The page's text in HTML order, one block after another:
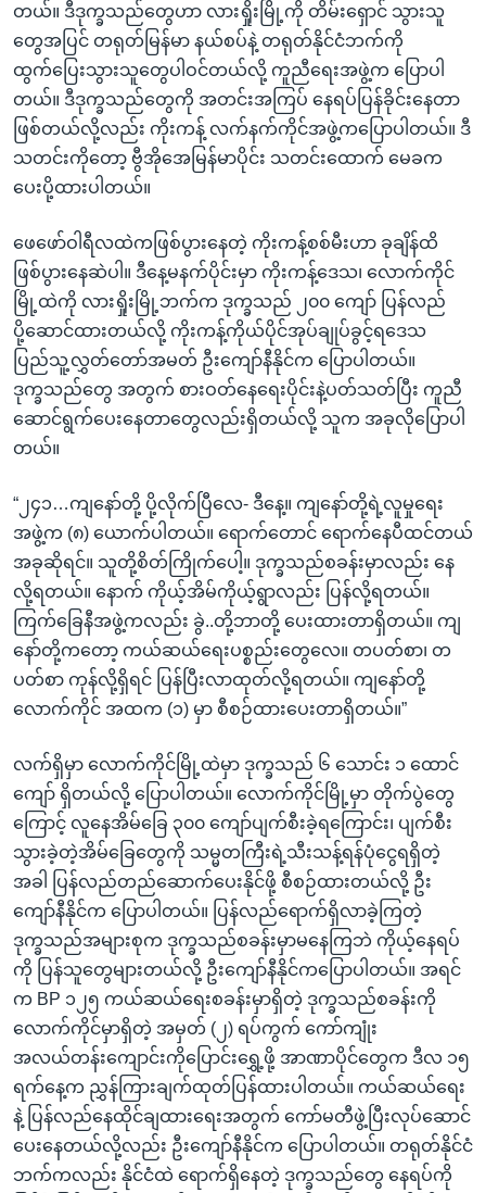
ရန်တယ်။ ဒီဒုက္ခသည်တွေဟာ လားရှိုးမြို့ကို တိမ်းရှောင် သွားသူ
တွေအပြင် တရုတ်မြန်မာ နယ်စပ်နဲ့ တရုတ်နိုင်ငံဘက်ကို
ထွက်ပြေးသွားသူတွေပါဝင်တယ်လို့ ကူညီရေးအဖွဲ့က ပြောပါ
တယ်။ ဒီဒုက္ခသည်တွေကို အတင်းအကြပ် နေရပ်ပြန်ခိုင်းနေတာ
ဖြစ်တယ်လို့လည်း ကိုးကန့် လက်နက်ကိုင်အဖွဲ့ကပြောပါတယ်။ ဒီ
သတင်းကိုတော့ ဗွီအိုအေမြန်မာပိုင်း သတင်းထောက် မေခက
ပေးပို့ထားပါတယ်။
ဖေဖော်ဝါရီလထဲကဖြစ်ပွားနေတဲ့ ကိုးကန့်စစ်မီးဟာ ခုချိန်ထိ
ဖြစ်ပွားနေဆဲပါ။ ဒီနေ့မနက်ပိုင်းမှာ ကိုးကန့်ဒေသ၊ လောက်ကိုင်
မြို့ထဲကို လားရှိုးမြို့ဘက်က ဒုက္ခသည် ၂၀၀ ကျော် ပြန်လည်
ပို့ဆောင်ထားတယ်လို့ ကိုးကန့်ကိုယ်ပိုင်အုပ်ချုပ်ခွင့်ရဒေသ
ပြည်သူ့လွှတ်တော်အမတ် ဦးကျော်နီနိုင်က ပြောပါတယ်။
ဒုက္ခသည်တွေ အတွက် စားဝတ်နေရေးပိုင်းနဲ့ပတ်သတ်ပြီး ကူညီ
ဆောင်ရွက်ပေးနေတာတွေလည်းရှိတယ်လို့ သူက အခုလိုပြောပါ
တယ်။
“၂၄၁…ကျနော်တို့ ပို့လိုက်ပြီလေ- ဒီနေ့။ ကျနော်တို့ရဲ့လူမှုရေး
အဖွဲ့က (၈) ယောက်ပါတယ်။ ရောက်တောင် ရောက်နေပီထင်တယ်
အခုဆိုရင်။ သူတို့စိတ်ကြိုက်ပေါ့။ ဒုက္ခသည်စခန်းမှာလည်း နေ
လို့ရတယ်။ နောက် ကိုယ့်အိမ်ကိုယ့်ရွာလည်း ပြန်လို့ရတယ်။
ကြက်ခြေနီအဖွဲ့ကလည်း ခွဲ..တို့ဘာတို့ ပေးထားတာရှိတယ်။ ကျ
နော်တို့ကတော့ ကယ်ဆယ်ရေးပစ္စည်းတွေလေ။ တပတ်စာ၊ တ
ပတ်စာ ကုန်လို့ရှိရင် ပြန်ပြီးလာထုတ်လို့ရတယ်။ ကျနော်တို့
လောက်ကိုင် အထက (၁) မှာ စီစဉ်ထားပေးတာရှိတယ်။”
လက်ရှိမှာ လောက်ကိုင်မြို့ထဲမှာ ဒုက္ခသည် ၆ သောင်း ၁ ထောင်
ကျော် ရှိတယ်လို့ ပြောပါတယ်။ လောက်ကိုင်မြို့မှာ တိုက်ပွဲတွေ
ကြောင့် လူနေအိမ်ခြေ ၃၀၀ ကျော်ပျက်စီးခဲ့ရကြောင်း၊ ပျက်စီး
သွားခဲ့တဲ့အိမ်ခြေတွေကို သမ္မတကြီးရဲ့သီးသန့်ရန်ပုံငွေရရှိတဲ့
အခါ ပြန်လည်တည်ဆောက်ပေးနိုင်ဖို့ စီစဉ်ထားတယ်လို့ ဦး
ကျော်နီနိုင်က ပြောပါတယ်။ ပြန်လည်ရောက်ရှိလာခဲ့ကြတဲ့
ဒုက္ခသည်အများစုက ဒုက္ခသည်စခန်းမှာမနေကြဘဲ ကိုယ့်နေရပ်
ကို ပြန်သူတွေများတယ်လို့ ဦးကျော်နီနိုင်ကပြောပါတယ်။ အရင်
က BP ၁၂၅ ကယ်ဆယ်ရေးစခန်းမှာရှိတဲ့ ဒုက္ခသည်စခန်းကို
လောက်ကိုင်မှာရှိတဲ့ အမှတ် (၂) ရပ်ကွက် ကော်ကျုံး
အလယ်တန်းကျောင်းကိုပြောင်းရွှေ့ဖို့ အာဏာပိုင်တွေက ဒီလ ၁၅
ရက်နေ့က ညွှန်ကြားချက်ထုတ်ပြန်ထားပါတယ်။ ကယ်ဆယ်ရေး
နဲ့ ပြန်လည်နေထိုင်ချထားရေးအတွက် ကော်မတီဖွဲ့ပြီးလုပ်ဆောင်
ပေးနေတယ်လို့လည်း ဦးကျော်နီနိုင်က ပြောပါတယ်။ တရုတ်နိုင်ငံ
ဘက်ကလည်း နိုင်ငံထဲ ရောက်ရှိနေတဲ့ ဒုက္ခသည်တွေ နေရပ်ကို